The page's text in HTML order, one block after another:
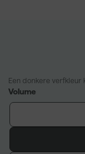
Een donkere verfkleur
Volume